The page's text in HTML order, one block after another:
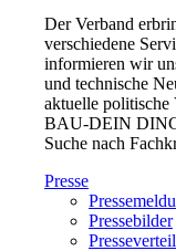
Der Verband
verschiedene
informieren wir
und technische
aktuelle politische
BAU-DEIN DING
Suche nach
Presse
Pressebilder